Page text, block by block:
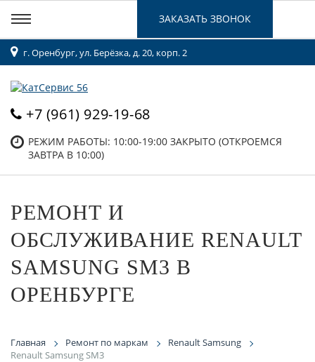
г. Оренбург, ул. Берёзка, д. 20, корп. 2
+7 (961) 929-19-68
РЕЖИМ РАБОТЫ: 10:00-19:00 ЗАКРЫТО (ОТКРОЕМСЯ
ЗАВТРА В 10:00)
ЗАКАЗАТЬ ЗВОНОК
РЕМОНТ И
ОБСЛУЖИВАНИЕ RENAULT
SAMSUNG SM3 В
ОРЕНБУРГЕ
Главная Ремонт по маркам
Renault Samsung
Renault Samsung SM3